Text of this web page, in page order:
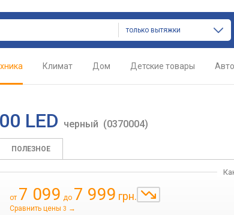
только вытяжки
Климат Дом Детские товары Авто
LED черный (0370004)
ПОЛЕЗНОЕ
от 7 099 до 7 999 грн.
Сравнить цены 3 →